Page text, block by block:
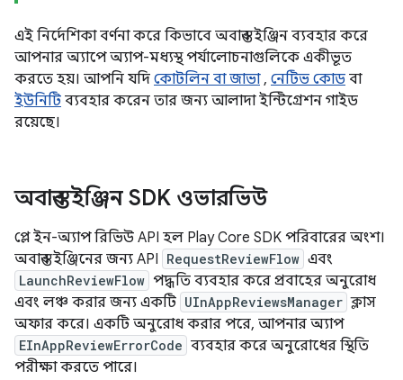
এই নির্দেশিকা বর্ণনা করে কিভাবে অবাস্তব ইঞ্জিন ব্যবহার করে
আপনার অ্যাপে অ্যাপ-মধ্যস্থ পর্যালোচনাগুলিকে একীভূত
করতে হয়। আপনি যদি কোটলিন বা জাভা, নেটিভ কোড বা
ইউনিটি ব্যবহার করেন তার জন্য আলাদা ইন্টিগ্রেশন গাইড
রয়েছে।
অবাস্তব ইঞ্জিন SDK ওভারভিউ
প্লে ইন-অ্যাপ রিভিউ API হল Play Core SDK পরিবারের অংশ।
অবাস্তব ইঞ্জিনের জন্য API RequestReviewFlow এবং
LaunchReviewFlow পদ্ধতি ব্যবহার করে প্রবাহের অনুরোধ
এবং লঞ্চ করার জন্য একটি UInAppReviewsManager ক্লাস
অফার করে। একটি অনুরোধ করার পরে, আপনার অ্যাপ
EInAppReviewErrorCode ব্যবহার করে অনুরোধের স্থিতি
পরীক্ষা করতে পারে।